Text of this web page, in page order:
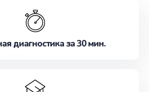
Не медлите записаться на
диагностика за 30 мин.